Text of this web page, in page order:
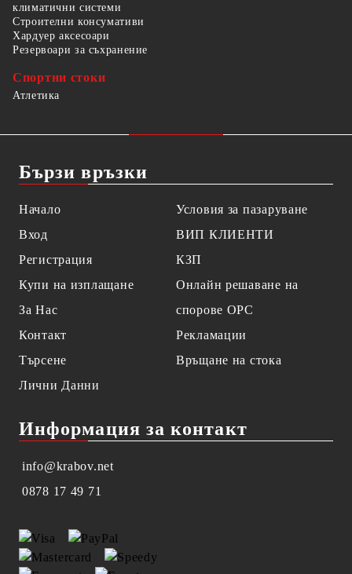
климатични системи
Строителни консумативи
Хардуер аксесоари
Резервоари за съхранение
Спортни стоки
Атлетика
Бързи връзки
Начало
Вход
Регистрация
Купи на изплащане
За Нас
Контакт
Търсене
Лични Данни
Условия за пазаруване
ВИП КЛИЕНТИ
КЗП
Онлайн решаване на
спорове OPC
Рекламации
Връщане на стока
Информация за контакт
info@krabov.net
0878 17 49 71